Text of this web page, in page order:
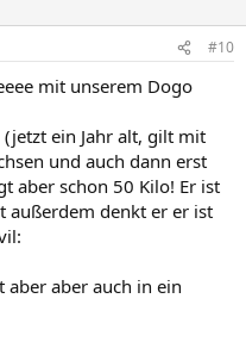
#10
mit unserem Dogo
ein Jahr alt, gilt mit
und auch dann erst
aber schon 50 Kilo! Er ist
außerdem denkt er er ist
aber aber auch in ein